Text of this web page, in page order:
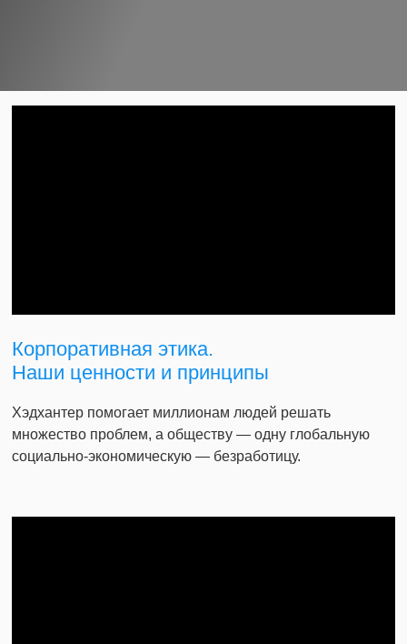
Корпоративная этика.
Наши ценности и принципы
Хэдхантер помогает миллионам людей решать
множество проблем, а обществу — одну глобальную
социально-экономическую — безработицу.